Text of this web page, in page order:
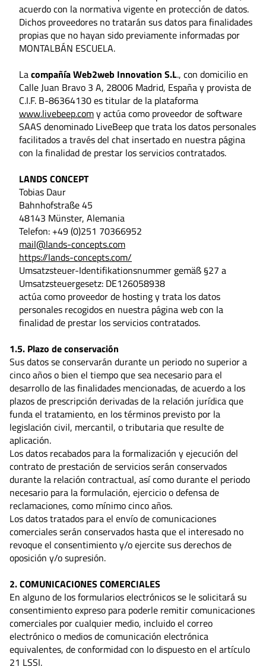
acuerdo con la normativa vigente en protección de datos.
Dichos proveedores no tratarán sus datos para finalidades
propias que no hayan sido previamente informadas por
MONTALBÁN ESCUELA.
Lacompañía Web2web Innovation S.L., con domicilio en
Calle Juan Bravo 3 A, 28006 Madrid, España y provista de
C.I.F. B-86364130 es titular de la plataforma
www.livebeep.comy actúa como proveedor de software
SAAS denominado LiveBeep que trata los datos personales
facilitados a través del chat insertado en nuestra página
con la finalidad de prestar los servicios contratados.
LANDS CONCEPT
Tobias Daur
Bahnhofstraße 45
48143 Münster, Alemania
Telefon: +49 (0)251 70366952
mail@lands-concepts.com
https://lands-concepts.com/
Umsatzsteuer-Identifikationsnummer gemäß §27 a
Umsatzsteuergesetz: DE126058938
actúa como proveedor de hosting y trata los datos
personales recogidos en nuestra página web con la
finalidad de prestar los servicios contratados.
1.5. Plazo de conservación
Sus datos se conservarán durante un periodo no superior a
cinco años o bien el tiempo que sea necesario para el
desarrollo de las finalidades mencionadas, de acuerdo a los
plazos de prescripción derivadas de la relación jurídica que
funda el tratamiento, en los términos previsto por la
legislación civil, mercantil, o tributaria que resulte de
aplicación.
Los datos recabados para la formalización y ejecución del
contrato de prestación de servicios serán conservados
durante la relación contractual, así como durante el periodo
necesario para la formulación, ejercicio o defensa de
reclamaciones, como mínimo cinco años.
Los datos tratados para el envío de comunicaciones
comerciales serán conservados hasta que el interesado no
revoque el consentimiento y/o ejercite sus derechos de
oposición y/o supresión.
2. COMUNICACIONES COMERCIALES
En alguno de los formularios electrónicos se le solicitará su
consentimiento expreso para poderle remitir comunicaciones
comerciales por cualquier medio, incluido el correo
electrónico o medios de comunicación electrónica
equivalentes, de conformidad con lo dispuesto en el artículo
21 LSSI.